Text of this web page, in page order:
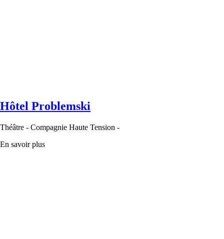
Hôtel Problemski
Théâtre - Compagnie Haute Tension -
En savoir plus